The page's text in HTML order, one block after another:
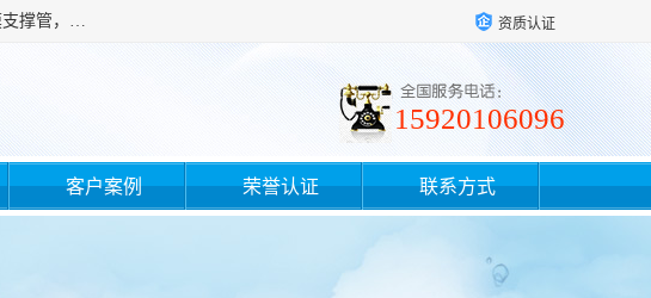
广州滤源过滤器材有限公司主营经营产品有：PTFE烧结滤芯、PE滤芯，烧结滤芯，PE烧结滤芯，PA烧结滤芯，管式膜支撑管，真空上料机滤芯，粉末烧结滤芯，止溢滤芯，吸头滤芯，湿化瓶滤芯、不锈钢烧结滤芯等。公司现拥有一批精干的管理人员和一支高素质的技术队伍，舒适优雅的办公环境和拥有全新现代化标准厂房。 资质认证
15920106096
客户案例 荣誉认证 联系方式